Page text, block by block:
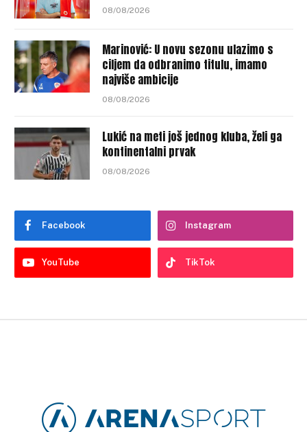
08/08/2026
Marinović: U novu sezonu ulazimo s
ciljem da odbranimo titulu, imamo
najviše ambicije
08/08/2026
Lukić na meti još jednog kluba, želi ga
kontinentalni prvak
08/08/2026
Facebook Instagram
YouTube TikTok